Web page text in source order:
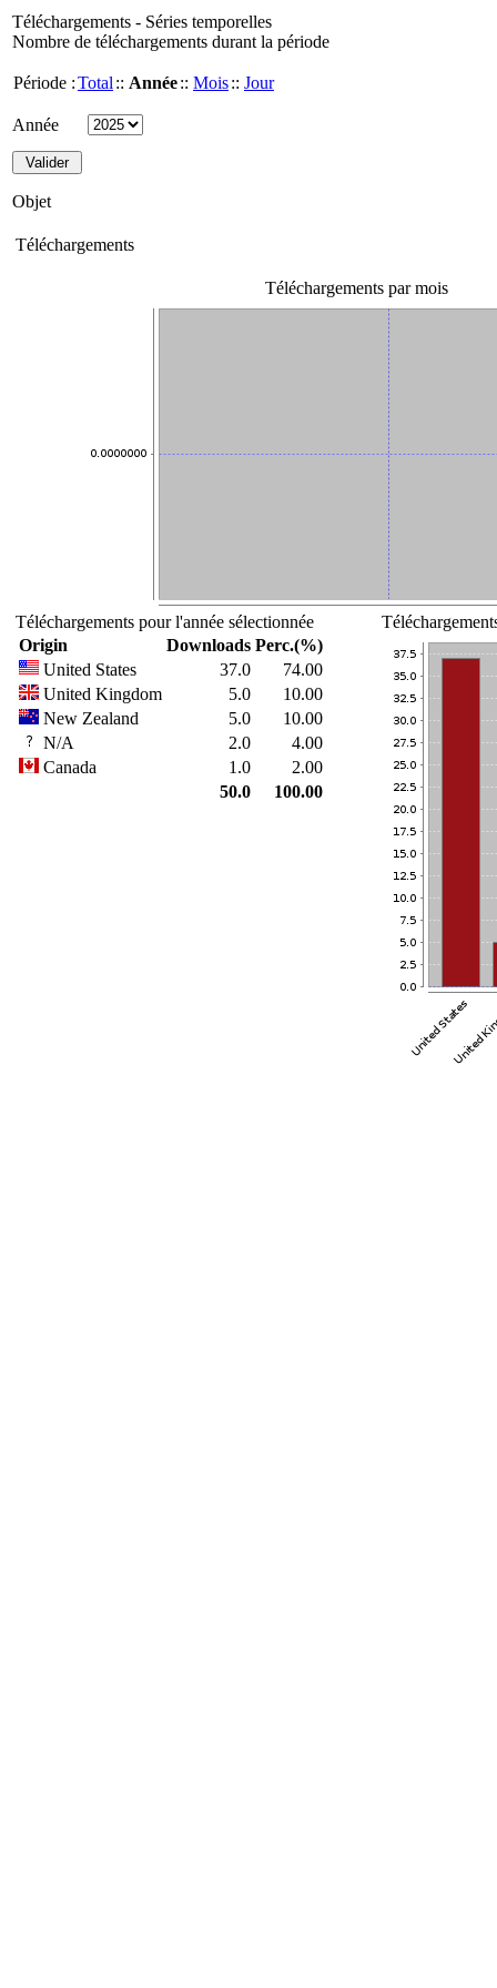
Téléchargements - Séries temporelles
Nombre de téléchargements durant la période
Période :Total :: Année:: Mois:: Jour
Année
Objet
Téléchargements
Téléchargements par mois
Téléchargements pour l'année sélectionnée
Origin
Downloads Perc.(%)
United States
37.0
74.00
United Kingdom
5.0
10.00
New Zealand
5.0
10.00
N/A
2.0
4.00
Canada
1.0
2.00
50.0
100.00